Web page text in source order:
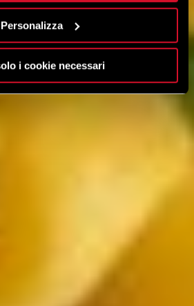
Personalizza
i cookie necessari